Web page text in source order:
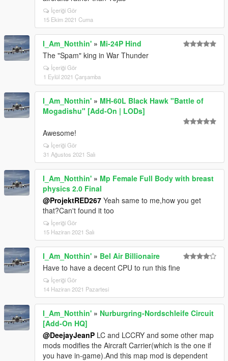
İçeriği Gör
15 Ekim 2021 Cuma
I_Am_Notthin' » Mi-24P Hind
The "Spam" king in War Thunder
İçeriği Gör
1 Eylül 2021 Çarşamba
I_Am_Notthin' » MH-60L Black Hawk "Battle of
Mogadishu" [Add-On | LODs]
Awesome!
İçeriği Gör
31 Ağustos 2021 Salı
I_Am_Notthin' » Mp Female Full Body with breast
physics 2.0 Final
@ProjektRED267 Yeah same to me,how you get
that?Can't found it too
İçeriği Gör
15 Haziran 2021 Salı
I_Am_Notthin' » Bel Air Billionaire
Have to have a decent CPU to run this fine
İçeriği Gör
14 Haziran 2021 Pazartesi
I_Am_Notthin' » Nurburgring-Nordschleife Circuit
[Add-On HQ]
@DeejayJeanP LC and LCCRY and some other map
mods modifies the Aircraft Carrier(which is the one if
you have in-game).And this map mod is dependent